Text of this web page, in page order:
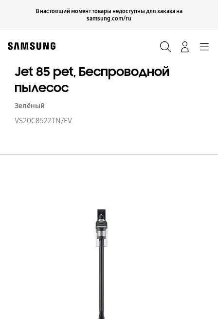
В настоящий момент товары недоступны для заказа на
samsung.com/ru
Продолжить
Jet 85 pet, Беспроводной
пылесос
Зелёный
VS20C8522TN/EV